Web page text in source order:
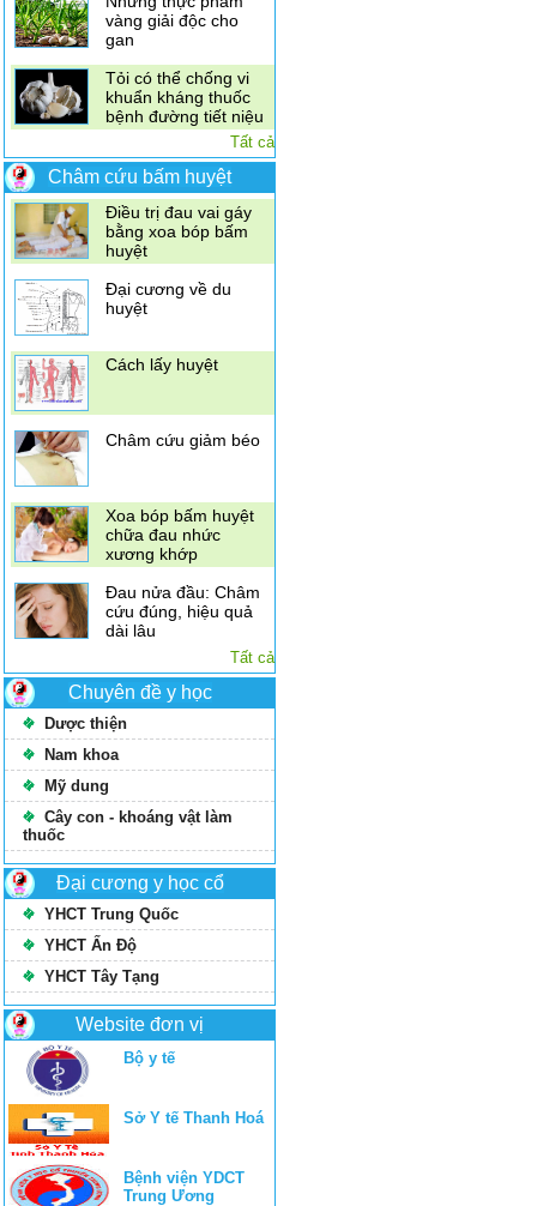
Tỏi có thể chống vi
khuẩn kháng thuốc
bệnh đường tiết niệu
Kết hợp diệp hạ châu
đắng, nhân trần,
vọng cách\
Tất cả
Châm cứu bấm huyệt
Điều trị đau vai gáy
bằng xoa bóp bấm
huyệt
Đại cương về du
huyệt
Cách lấy huyệt
Châm cứu giảm béo
Xoa bóp bấm huyệt
Đau nửa đầu: Châm
cứu đúng, hiệu quả
dài lâu
Hiệu quả chữa bệnh
bất ngờ từ phương
pháp châm cứu
Tất cả
Chuyên đề y học
Dược thiện
Nam khoa
Mỹ dung
Cây con - khoáng vật làm
thuốc
Đại cương y học cổ
YHCT Trung Quốc
YHCT Ấn Độ
YHCT Tây Tạng
Website đơn vị
Bộ y tế
Sở Y tế Thanh Hoá
Bệnh viện YDCT
Trung Ương